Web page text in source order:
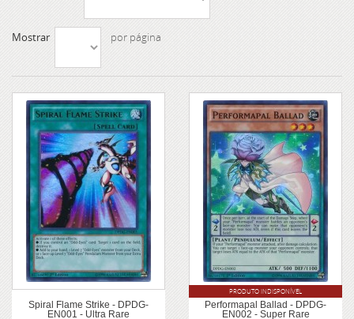
Mostrar por página
Spiral Flame Strike - DPDG-
EN001 - Ultra Rare
Performapal Ballad - DPDG-
EN002 - Super Rare
PRODUTO INDISPONÍVEL